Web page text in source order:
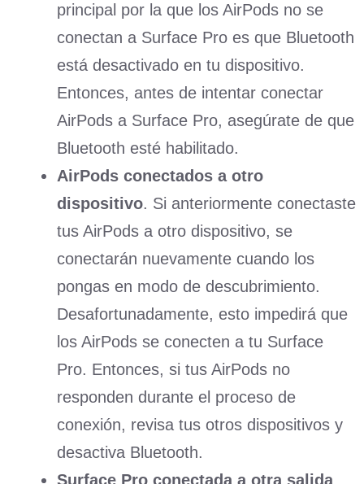
principal por la que los AirPods no se
conectan a Surface Pro es que Bluetooth
está desactivado en tu dispositivo.
Entonces, antes de intentar conectar
AirPods a Surface Pro, asegúrate de que
Bluetooth esté habilitado.
AirPods conectados a otro
dispositivo. Si anteriormente conectaste
tus AirPods a otro dispositivo, se
conectarán nuevamente cuando los
pongas en modo de descubrimiento.
Desafortunadamente, esto impedirá que
los AirPods se conecten a tu Surface
Pro. Entonces, si tus AirPods no
responden durante el proceso de
conexión, revisa tus otros dispositivos y
desactiva Bluetooth.
Surface Pro conectada a otra salida